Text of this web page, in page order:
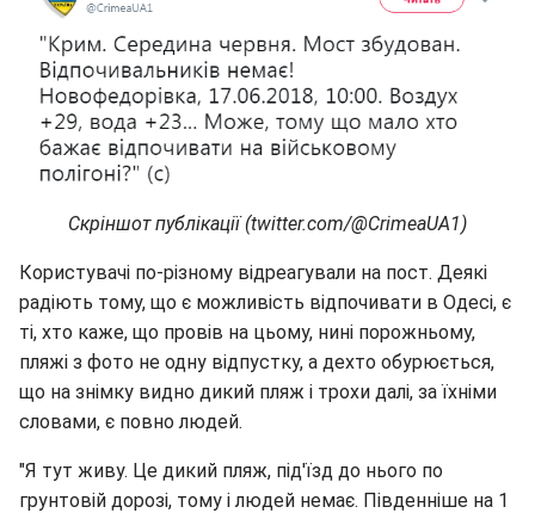
Скріншот публікації (twitter.com/@CrimeaUA1)
Користувачі по-різному відреагували на пост. Деякі
радіють тому, що є можливість відпочивати в Одесі, є
ті, хто каже, що провів на цьому, нині порожньому,
пляжі з фото не одну відпустку, а дехто обурюється,
що на знімку видно дикий пляж і трохи далі, за їхніми
словами, є повно людей.
"Я тут живу. Це дикий пляж, під'їзд до нього по
грунтовій дорозі, тому і людей немає. Південніше на 1